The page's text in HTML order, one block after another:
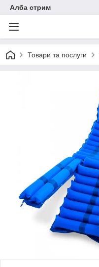
Алба стрим
Товари та послуги